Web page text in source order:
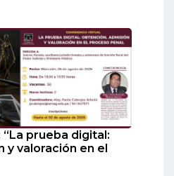
prueba digital:
y valoración en el